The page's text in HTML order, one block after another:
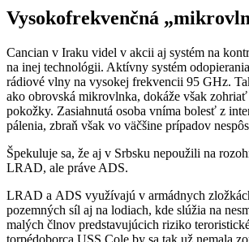
Vysokofrekvenčná
Cancian v Iraku videl v akcii aj systém na
na inej technológii. Aktívny systém
rádiové vlny na vysokej frekvencii 95 GHz.
ako obrovská mikrovlnka, dokáže však
pokožky. Zasiahnutá osoba vníma bolesť z
pálenia, zbraň však vo väčšine prípadov
Špekuluje sa, že aj v Srbsku nepoužili na
LRAD, ale práve ADS.
LRAD a ADS využívajú v armádnych
pozemných síl aj na lodiach, kde slúžia na
malých člnov predstavujúcich riziko
torpédoborca USS Cole by sa tak už nemala